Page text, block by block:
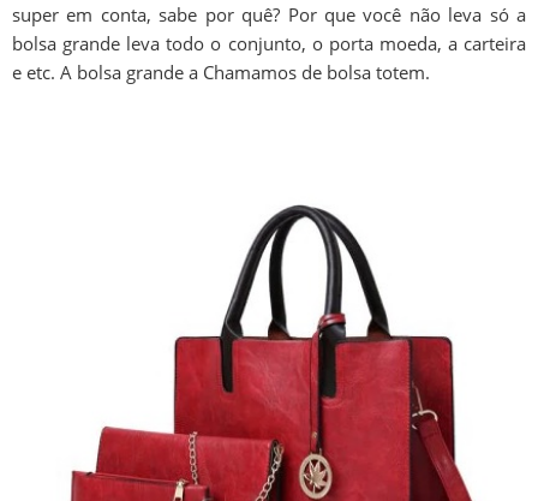
super em conta, sabe por quê? Por que você não leva só a
bolsa grande leva todo o conjunto, o porta moeda, a carteira
e etc. A bolsa grande a Chamamos de bolsa totem.